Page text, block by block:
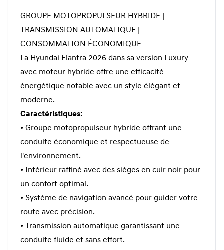
GROUPE MOTOPROPULSEUR HYBRIDE |
TRANSMISSION AUTOMATIQUE |
CONSOMMATION ÉCONOMIQUE
La Hyundai Elantra 2026 dans sa version Luxury
avec moteur hybride offre une efficacité
énergétique notable avec un style élégant et
moderne.
Caractéristiques:
• Groupe motopropulseur hybride offrant une
conduite économique et respectueuse de
l'environnement.
• Intérieur raffiné avec des sièges en cuir noir pour
un confort optimal.
• Système de navigation avancé pour guider votre
route avec précision.
• Transmission automatique garantissant une
conduite fluide et sans effort.